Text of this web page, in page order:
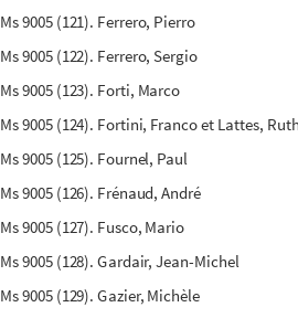
Ms 9005 (121). Ferrero, Pierro
Ms 9005 (122). Ferrero, Sergio
Ms 9005 (123). Forti, Marco
Ms 9005 (124). Fortini, Franco et Lattes,
Ms 9005 (125). Fournel, Paul
Ms 9005 (126). Frénaud, André
Ms 9005 (127). Fusco, Mario
Ms 9005 (128). Gardair, Jean-Michel
Ms 9005 (129). Gazier, Michèle